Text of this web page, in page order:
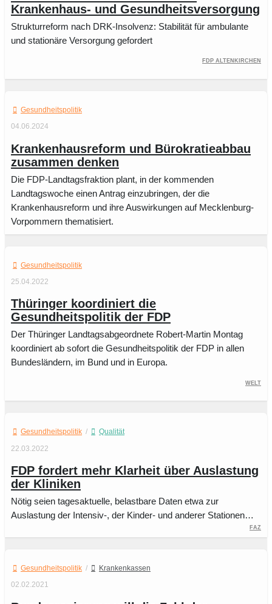
Krankenhaus- und Gesundheitsversorgung
Strukturreform nach DRK-Insolvenz: Stabilität für ambulante
und stationäre Versorgung gefordert
FDP Altenkirchen
Gesundheitspolitik
04.06.2024
Krankenhausreform und Bürokratieabbau
zusammen denken
Die FDP-Landtagsfraktion plant, in der kommenden
Landtagswoche einen Antrag einzubringen, der die
Krankenhausreform und ihre Auswirkungen auf Mecklenburg-
Vorpommern thematisiert.
Gesundheitspolitik
25.04.2022
Thüringer koordiniert die
Gesundheitspolitik der FDP
Der Thüringer Landtagsabgeordnete Robert-Martin Montag
koordiniert ab sofort die Gesundheitspolitik der FDP in allen
Bundesländern, im Bund und in Europa.
WELT
Gesundheitspolitik /
Qualität
22.03.2022
FDP fordert mehr Klarheit über Auslastung
der Kliniken
Nötig seien tagesaktuelle, belastbare Daten etwa zur
Auslastung der Intensiv-, der Kinder- und anderer Stationen…
FAZ
Gesundheitspolitik /
Krankenkassen
02.02.2021